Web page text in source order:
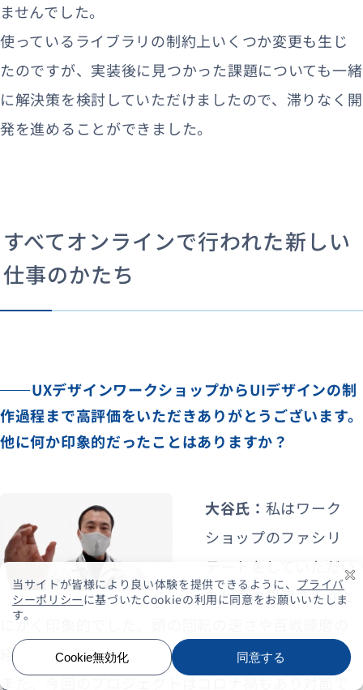
ませんでした。
使っているライブラリの制約上いくつか変更も生じ
たのですが、実装後に見つかった課題についても一緒
に解決策を検討していただけましたので、滞りなく開
発を進めることができました。
すべてオンラインで行われた新しい
仕事のかたち
UXデザインワークショップからUIデザインの制
作過程まで高評価をいただきありがとうございます。
他に何か印象的だったことはありますか？
大谷氏： 私はワーク
ショップのファシリ
テートをしていただい
た代表の早津さんがと
にかく印象的でした。頭の回転の速さや百戦錬磨の
経験から出てくるアイデアがすごいなと思いました。
また、今回のプロジェクトはコロナ禍もあり対面で